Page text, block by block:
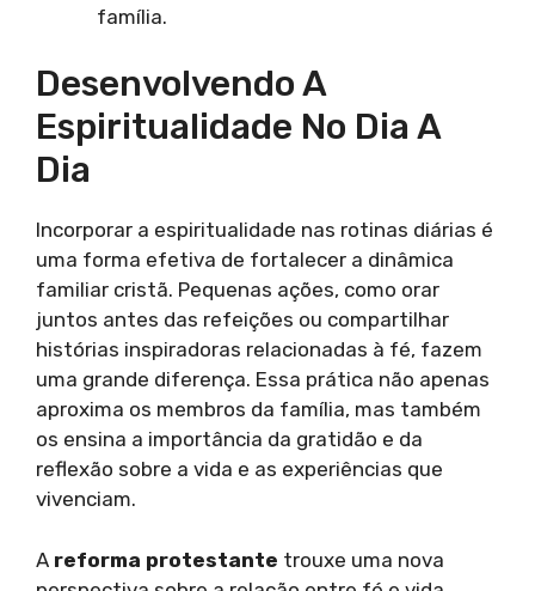
família.
Desenvolvendo A
Espiritualidade No Dia A
Dia
Incorporar a espiritualidade nas rotinas diárias é
uma forma efetiva de fortalecer a dinâmica
familiar cristã. Pequenas ações, como orar
juntos antes das refeições ou compartilhar
histórias inspiradoras relacionadas à fé, fazem
uma grande diferença. Essa prática não apenas
aproxima os membros da família, mas também
os ensina a importância da gratidão e da
reflexão sobre a vida e as experiências que
vivenciam.
A reforma protestante trouxe uma nova